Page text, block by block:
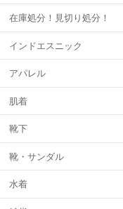
在庫処分！見切り処分！
インドエスニック
アパレル
肌着
靴下
靴・サンダル
水着